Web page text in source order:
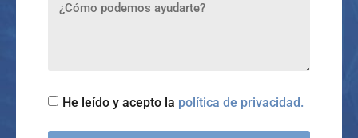
He leído y acepto la política de privacidad.